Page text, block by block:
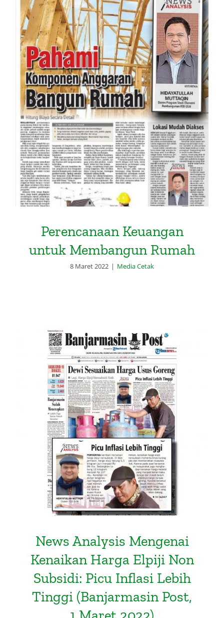
Perencanaan Keuangan untuk
Membangun Rumah
Perencanaan Keuangan
untuk Membangun Rumah
8 Maret 2022 | Media Cetak
News Analysis Mengenai
Kenaikan Harga Elpiji Non
Subsidi: Picu Inflasi Lebih Tinggi
(Banjarmasin Post, 1 Maret 2022)
News Analysis Mengenai
Kenaikan Harga Elpiji Non
Subsidi: Picu Inflasi Lebih
Tinggi (Banjarmasin Post,